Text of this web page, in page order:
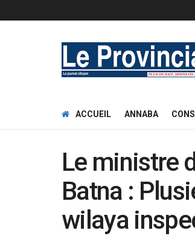
ACCUEIL ANNABA
Le ministre
Batna :
wilaya